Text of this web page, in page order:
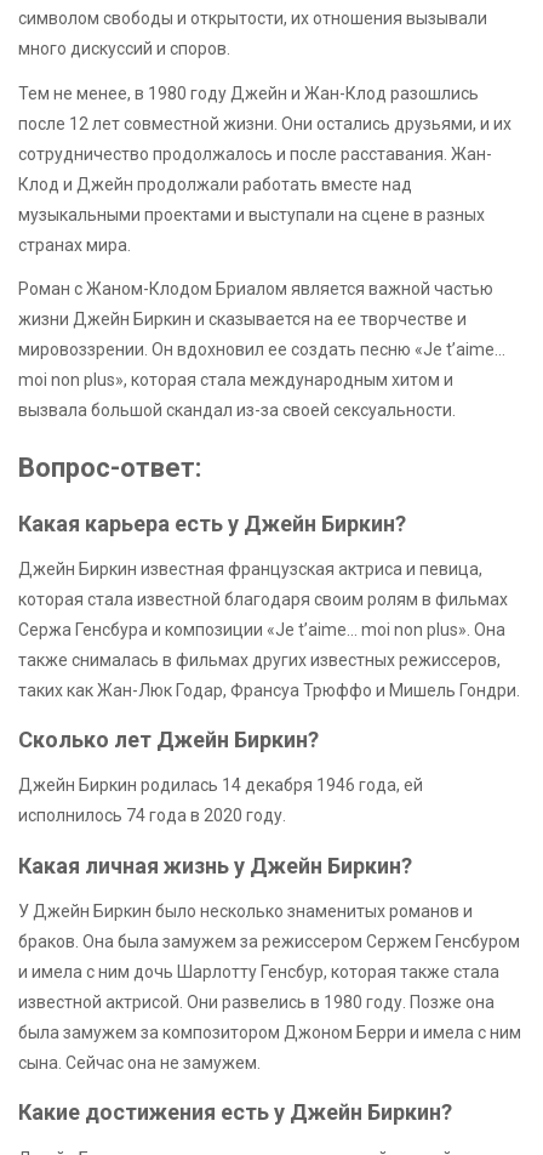
символом свободы и открытости, их отношения вызывали
много дискуссий и споров.
Тем не менее, в 1980 году Джейн и Жан-Клод разошлись
после 12 лет совместной жизни. Они остались друзьями, и их
сотрудничество продолжалось и после расставания. Жан-
Клод и Джейн продолжали работать вместе над
музыкальными проектами и выступали на сцене в разных
странах мира.
Роман с Жаном-Клодом Бриалом является важной частью
жизни Джейн Биркин и сказывается на ее творчестве и
мировоззрении. Он вдохновил ее создать песню «Je t’aime…
moi non plus», которая стала международным хитом и
вызвала большой скандал из-за своей сексуальности.
Вопрос-ответ:
Какая карьера есть у Джейн Биркин?
Джейн Биркин известная французская актриса и певица,
которая стала известной благодаря своим ролям в фильмах
Сержа Генсбура и композиции «Je t’aime… moi non plus». Она
также снималась в фильмах других известных режиссеров,
таких как Жан-Люк Годар, Франсуа Трюффо и Мишель Гондри.
Сколько лет Джейн Биркин?
Джейн Биркин родилась 14 декабря 1946 года, ей
исполнилось 74 года в 2020 году.
Какая личная жизнь у Джейн Биркин?
У Джейн Биркин было несколько знаменитых романов и
браков. Она была замужем за режиссером Сержем Генсбуром
и имела с ним дочь Шарлотту Генсбур, которая также стала
известной актрисой. Они развелись в 1980 году. Позже она
была замужем за композитором Джоном Берри и имела с ним
сына. Сейчас она не замужем.
Какие достижения есть у Джейн Биркин?